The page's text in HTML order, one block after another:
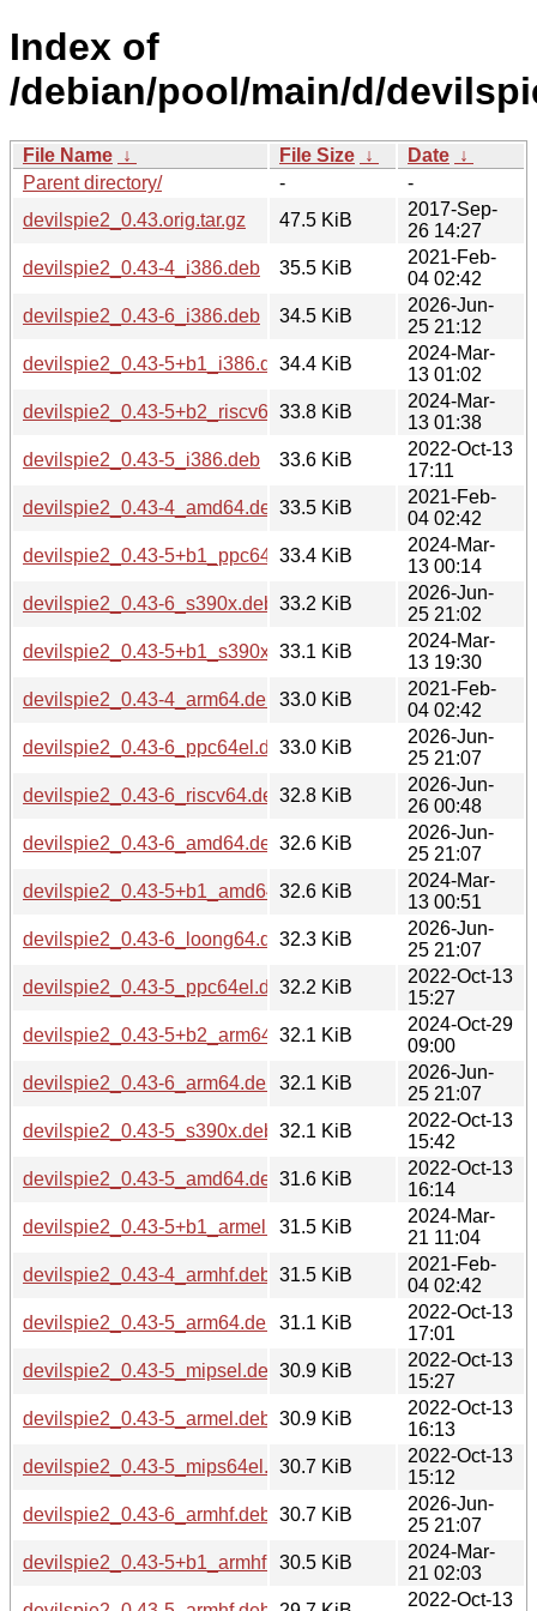
Index of
/debian/pool/main/d/
File Name ↓ File Size ↓ Date ↓
Parent directory/
-
-
devilspie2_0.43.orig.tar.gz
47.5 KiB
2017-Sep-
26 14:27
devilspie2_0.43-4_i386.deb
35.5 KiB
2021-Feb-
04 02:42
devilspie2_0.43-6_i386.deb
34.5 KiB
2026-Jun-
25 21:12
devilspie2_0.43-5+b1_i386.deb34.4 KiB
2024-Mar-
13 01:02
devilspie2_0.43-5+b2_riscv64.deb33.8 KiB
2024-Mar-
13 01:38
devilspie2_0.43-5_i386.deb
33.6 KiB
2022-Oct-13
17:11
devilspie2_0.43-4_amd64.deb33.5 KiB
2021-Feb-
04 02:42
devilspie2_0.43-5+b1_ppc64el.deb33.4 KiB
2024-Mar-
13 00:14
devilspie2_0.43-6_s390x.deb 33.2 KiB
2026-Jun-
25 21:02
devilspie2_0.43-5+b1_s390x.deb33.1 KiB
2024-Mar-
13 19:30
devilspie2_0.43-4_arm64.deb
33.0 KiB
2021-Feb-
04 02:42
devilspie2_0.43-6_ppc64el.deb33.0 KiB
2026-Jun-
25 21:07
devilspie2_0.43-6_riscv64.deb32.8 KiB
2026-Jun-
26 00:48
devilspie2_0.43-6_amd64.deb32.6 KiB
2026-Jun-
25 21:07
devilspie2_0.43-5+b1_amd64.deb32.6 KiB
2024-Mar-
13 00:51
devilspie2_0.43-6_loong64.deb32.3 KiB
2026-Jun-
25 21:07
devilspie2_0.43-5_ppc64el.deb32.2 KiB
2022-Oct-13
15:27
devilspie2_0.43-5+b2_arm64.deb32.1 KiB
2024-Oct-29
09:00
devilspie2_0.43-6_arm64.deb
32.1 KiB
2026-Jun-
25 21:07
devilspie2_0.43-5_s390x.deb 32.1 KiB
2022-Oct-13
15:42
devilspie2_0.43-5_amd64.deb31.6 KiB
2022-Oct-13
16:14
devilspie2_0.43-5+b1_armel.deb31.5 KiB
2024-Mar-
21 11:04
devilspie2_0.43-4_armhf.deb 31.5 KiB
2021-Feb-
04 02:42
devilspie2_0.43-5_arm64.deb
31.1 KiB
2022-Oct-13
17:01
devilspie2_0.43-5_mipsel.deb 30.9 KiB
2022-Oct-13
15:27
devilspie2_0.43-5_armel.deb 30.9 KiB
2022-Oct-13
16:13
devilspie2_0.43-5_mips64el.deb30.7 KiB
2022-Oct-13
15:12
devilspie2_0.43-6_armhf.deb 30.7 KiB
2026-Jun-
25 21:07
devilspie2_0.43-5+b1_armhf.deb30.5 KiB
2024-Mar-
21 02:03
2022-Oct-13